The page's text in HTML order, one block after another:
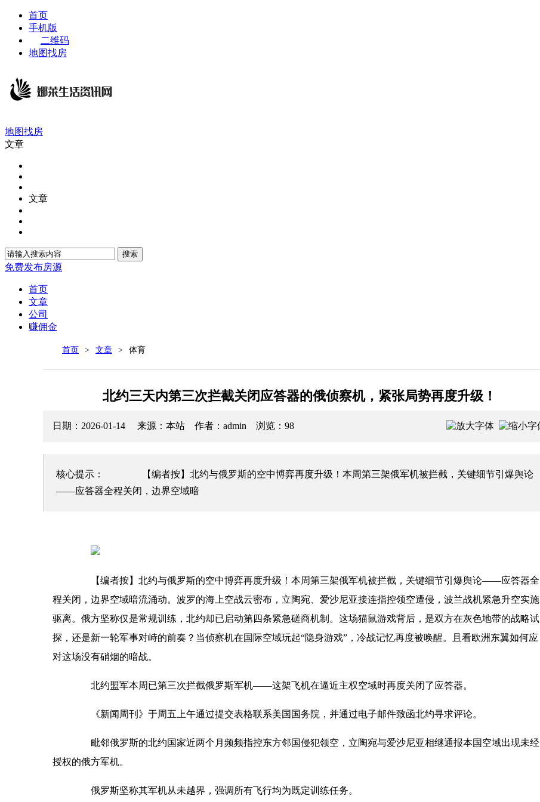
首页
手机版
二维码
地图找房
地图找房
文章
文章
搜索
免费发布房源
首页
文章
公司
赚佣金
首页 > 文章 > 体育
北约三天内第三次拦截关闭应答器的俄侦察机，紧张局势再度升级！
日期：2026-01-14 来源：本站 作者：admin 浏览： 98
核心提示： 【编者按】北约与俄罗斯的空中博弈再度升级！本周第三架俄军机被拦截，关键细节引爆舆论
——应答器全程关闭，边界空域暗
【编者按】北约与俄罗斯的空中博弈再度升级！本周第三架俄军机被拦截，关键细节引爆舆论——应答器全
程关闭，边界空域暗流涌动。波罗的海上空战云密布，立陶宛、爱沙尼亚接连指控领空遭侵，波兰战机紧急升空实施
驱离。俄方坚称仅是常规训练，北约却已启动第四条紧急磋商机制。这场猫鼠游戏背后，是双方在灰色地带的战略试
探，还是新一轮军事对峙的前奏？当侦察机在国际空域玩起“隐身游戏”，冷战记忆再度被唤醒。且看欧洲东翼如何应
对这场没有硝烟的暗战。
北约盟军本周已第三次拦截俄罗斯军机——这架飞机在逼近主权空域时再度关闭了应答器。
《新闻周刊》于周五上午通过提交表格联系美国国务院，并通过电子邮件致函北约寻求评论。
毗邻俄罗斯的北约国家近两个月频频指控东方邻国侵犯领空，立陶宛与爱沙尼亚相继通报本国空域出现未经
授权的俄方军机。
俄罗斯坚称其军机从未越界，强调所有飞行均为既定训练任务。